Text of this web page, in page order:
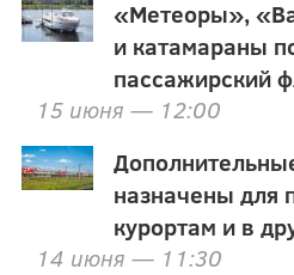
«Метеоры»,
и катамараны
пассажирский
15 июня — 12:00
назначены для
курортам и в
14 июня — 11:30